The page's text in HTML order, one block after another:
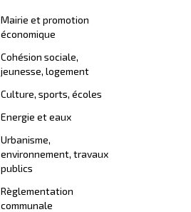
Mairie et promotion
économique
Cohésion sociale,
jeunesse, logement
Culture, sports, écoles
Energie et eaux
Urbanisme,
environnement, travaux
publics
Règlementation
communale